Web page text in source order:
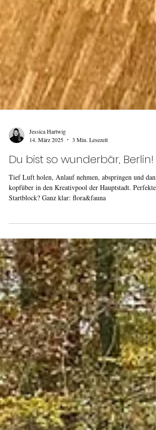
Jessica Hartwig
14. März 2025
3 Min. Lesezeit
Du bist so wunderbär, Berlin!
Startblock? Ganz klar: flora&fauna